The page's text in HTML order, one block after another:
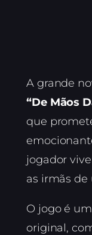
A grande
“De Mãos
que
jogador
as irmãs
O jogo é
original,